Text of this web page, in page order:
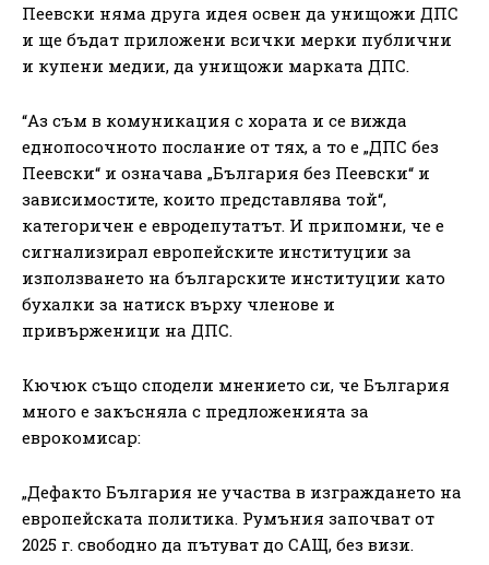
Пеевски няма друга идея освен да унищожи ДПС
и ще бъдат приложени всички мерки публични
и купени медии, да унищожи марката ДПС.
“Аз съм в комуникация с хората и се вижда
еднопосочното послание от тях, а то е „ДПС без
Пеевски“ и означава „България без Пеевски“ и
зависимостите, които представлява той“,
категоричен е евродепутатът. И припомни, че е
сигнализирал европейските институции за
използването на българските институции като
бухалки за натиск върху членове и
привърженици на ДПС.
Кючюк също сподели мнението си, че България
много е закъсняла с предложенията за
еврокомисар:
„Дефакто България не участва в изграждането на
европейската политика. Румъния започват от
2025 г. свободно да пътуват до САЩ, без визи.